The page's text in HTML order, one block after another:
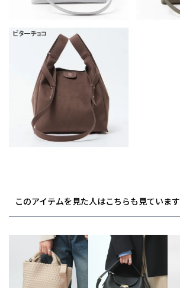
このアイテムを見た人はこちらも見ています